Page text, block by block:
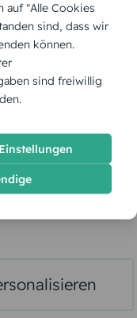
auf "Alle Cookies
sind, dass wir
können.
sind freiwillig
Einstellungen